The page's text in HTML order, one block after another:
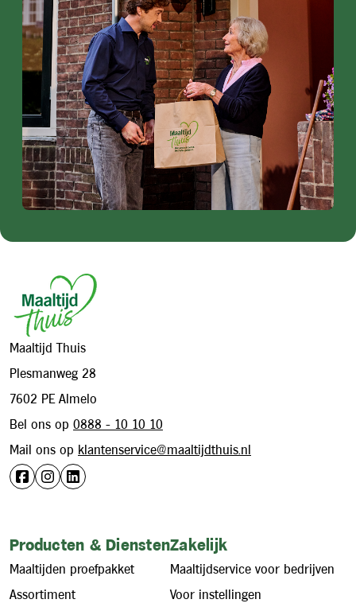
Maaltijd Thuis
Plesmanweg 28
7602 PE Almelo
Bel ons op 0888 - 10 10 10
Mail ons op klantenservice@maaltijdthuis.nl
Producten & Diensten
Maaltijden proefpakket
Assortiment
Zakelijk
Maaltijdservice voor bedrijven
Voor instellingen